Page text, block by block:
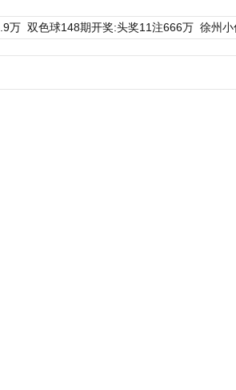
万 双色球148期开奖:头奖11注666万 徐州